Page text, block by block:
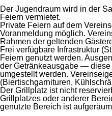
Der Jugendraum wird in der
Feiern vermietet.
Private Feiern auf dem
Voranmeldung möglich.
Rahmen der geltenden
Frei verfügbare Infrastruktur
Feiern genutzt werden.
der Getränkeausgabe — diese
umgestellt werden.
(Biertischgarnituren,
Der Grillplatz ist nicht
Grillplatzes oder anderer
genutzte Bereich ist